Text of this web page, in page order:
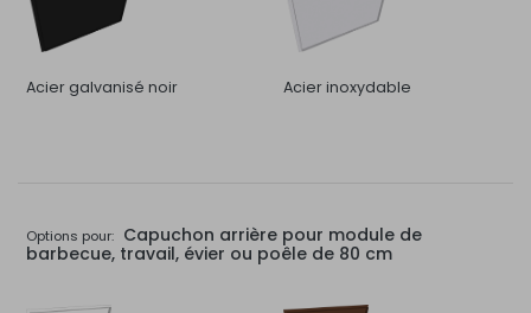
Acier galvanisé noir Acier inoxydable
Options pour: Capuchon arrière pour module de
barbecue, travail, évier ou poêle de 80 cm